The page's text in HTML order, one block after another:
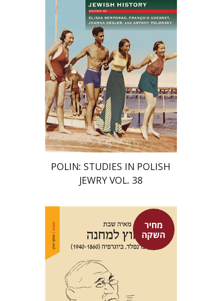
François Guesnet
Elissa
Bemporad
Joanna Degler
פולונסקי
הנחת אתר ספר מודפס
$75
$68
POLIN: STUDIES IN POLISH
JEWRY VOL. 38
מחיר
השקה
מאיה שבת